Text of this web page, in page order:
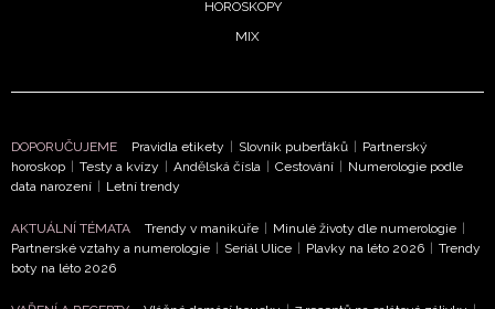
HOROSKOPY
MIX
DOPORUČUJEME Pravidla etikety | Slovník puberťáků | Partnerský
horoskop | Testy a kvízy | Andělská čísla | Cestování | Numerologie podle
data narození | Letní trendy
AKTUÁLNÍ TÉMATA Trendy v manikúře | Minulé životy dle numerologie |
Partnerské vztahy a numerologie | Seriál Ulice | Plavky na léto 2026 | Trendy
boty na léto 2026